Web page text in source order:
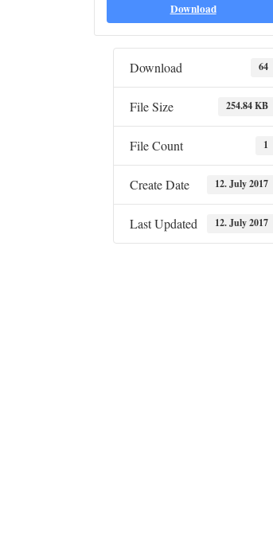
Download
Download 64
File Size 254.84 KB
File Count 1
Create Date 12. July 2017
Last Updated 12. July 2017